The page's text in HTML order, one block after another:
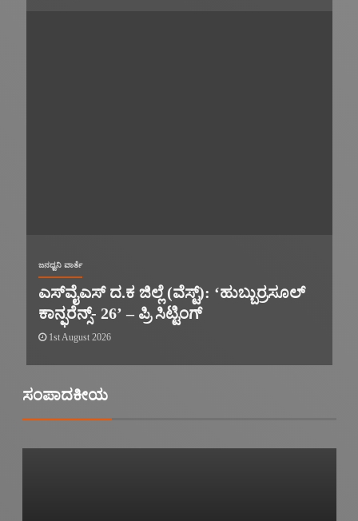
ಜನಧ್ವನಿ ವಾರ್ತೆ
ಎಸ್‌ವೈಎಸ್ ದ.ಕ ಜಿಲ್ಲೆ (ವೆಸ್ಟ್): ‘ಹುಬ್ಬುರ್ರಸೂಲ್
ಕಾನ್ಫರೆನ್ಸ್- 26’ – ಪ್ರಿ ಸಿಟ್ಟಿಂಗ್
1st August 2026
ಸಂಪಾದಕೀಯ